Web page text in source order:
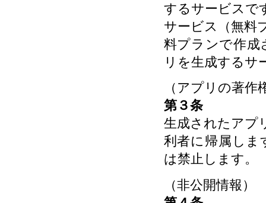
するサービスで
サービス（無料
料プランで作成
リを生成するサ
（アプリの著作
第３条
生成されたアプ
利者に帰属しま
は禁止します。
（非公開情報）